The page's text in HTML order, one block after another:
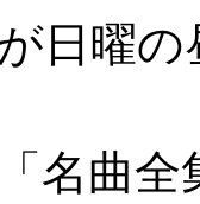
日曜
名曲全